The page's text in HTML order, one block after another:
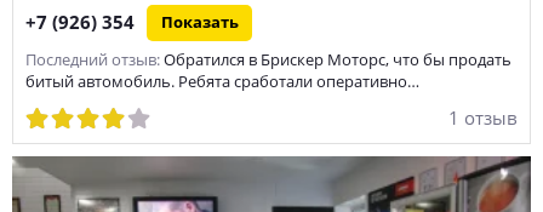
+7 (926) 354 Показать
Последний отзыв: Обратился в Брискер Моторс, что бы продать
битый автомобиль. Ребята сработали оперативно…
1 отзыв